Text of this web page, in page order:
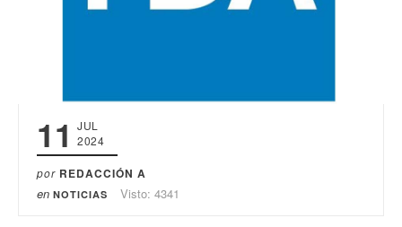
11
JUL
2024
por REDACCIÓN A
en NOTICIAS Visto: 4341